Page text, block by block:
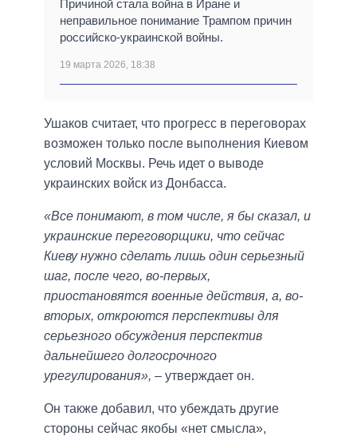
Причиной стала война в Иране и
неправильное понимание Трампом причин
российско-украинской войны.
19 марта 2026, 18:38
Ушаков считает, что прогресс в переговорах
возможен только после выполнения Киевом
условий Москвы. Речь идет о выводе
украинских войск из Донбасса.
«Все понимают, в том числе, я бы сказал, и
украинские переговорщики, что сейчас
Киеву нужно сделать лишь один серьезный
шаг, после чего, во-первых,
приостановятся военные действия, а, во-
вторых, откроются перспективы для
серьезного обсуждения перспектив
дальнейшего долгосрочного
урегулирования», – утверждает он.
Он также добавил, что убеждать другие
стороны сейчас якобы «нет смысла»,